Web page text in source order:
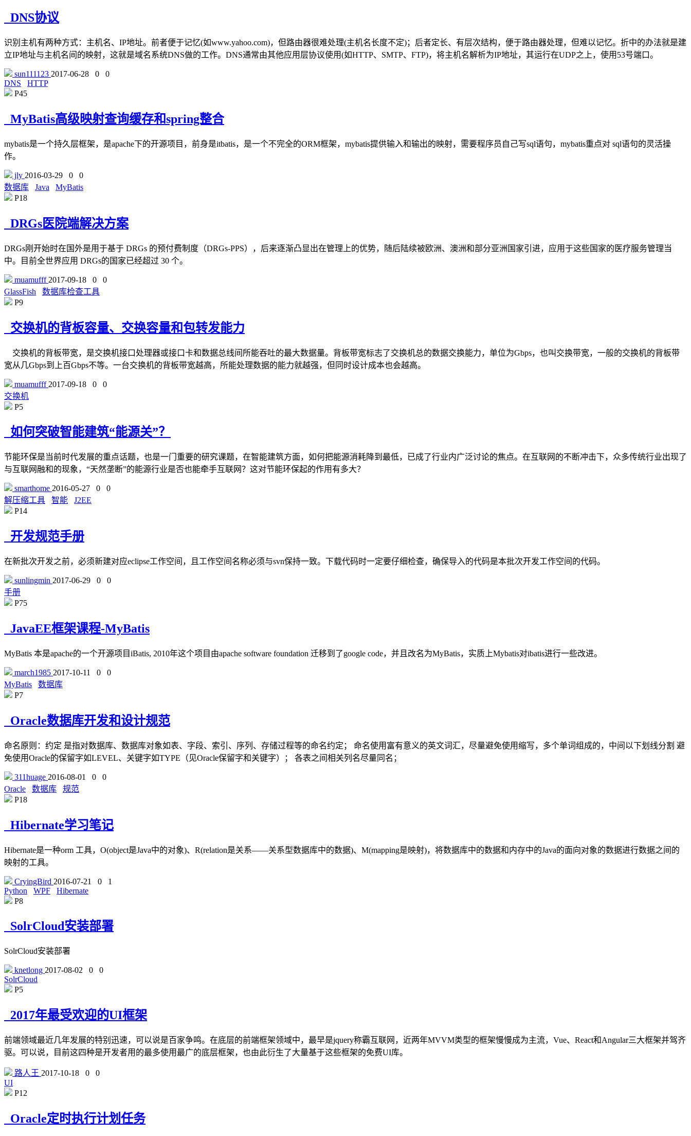
DNS协议
识别主机有两种方式：主机名、IP地址。前者便于记忆(如www.yahoo.com)，但路由器很难处理(主机名长度不定)；后者定长、有层次结构，便于路由器处理，但难以记忆。折中的办法就是建
立IP地址与主机名间的映射，这就是域名系统DNS做的工作。DNS通常由其他应用层协议使用(如HTTP、SMTP、FTP)，将主机名解析为IP地址，其运行在UDP之上，使用53号端口。
sun111123 2017-06-28 0
0
DNS
HTTP
P45
MyBatis高级映射查询缓存和spring整合
mybatis是一个持久层框架，是apache下的开源项目，前身是itbatis，是一个不完全的ORM框架，mybatis提供输入和输出的映射，需要程序员自己写sql语句，mybatis重点对 sql语句的灵活操
作。
jly 2016-03-29 0
0
数据库
Java
MyBatis
P18
DRGs医院端解决方案
DRGs刚开始时在国外是用于基于 DRGs 的预付费制度（DRGs-PPS），后来逐渐凸显出在管理上的优势，随后陆续被欧洲、澳洲和部分亚洲国家引进，应用于这些国家的医疗服务管理当
中。目前全世界应用 DRGs的国家已经超过 30 个。
muamufff 2017-09-18 0
0
GlassFish
数据库检查工具
P9
交换机的背板容量、交换容量和包转发能力
交换机的背板带宽，是交换机接口处理器或接口卡和数据总线间所能吞吐的最大数据量。背板带宽标志了交换机总的数据交换能力，单位为Gbps，也叫交换带宽，一般的交换机的背板带
宽从几Gbps到上百Gbps不等。一台交换机的背板带宽越高，所能处理数据的能力就越强，但同时设计成本也会越高。
muamufff 2017-09-18 0
0
交换机
P5
如何突破智能建筑“能源关”？
节能环保是当前时代发展的重点话题，也是一门重要的研究课题，在智能建筑方面，如何把能源消耗降到最低，已成了行业内广泛讨论的焦点。在互联网的不断冲击下，众多传统行业出现了
与互联网融和的现象，“天然垄断”的能源行业是否也能牵手互联网？这对节能环保起的作用有多大？
smarthome 2016-05-27 0
0
解压缩工具
智能
J2EE
P14
开发规范手册
在新批次开发之前，必须新建对应eclipse工作空间，且工作空间名称必须与svn保持一致。下载代码时一定要仔细检查，确保导入的代码是本批次开发工作空间的代码。
sunlingmin 2017-06-29 0
0
手册
P75
JavaEE框架课程-MyBatis
MyBatis 本是apache的一个开源项目iBatis, 2010年这个项目由apache software foundation 迁移到了google code，并且改名为MyBatis，实质上Mybatis对ibatis进行一些改进。
march1985 2017-10-11 0
0
MyBatis
数据库
P7
Oracle数据库开发和设计规范
命名原则：约定 是指对数据库、数据库对象如表、字段、索引、序列、存储过程等的命名约定； 命名使用富有意义的英文词汇，尽量避免使用缩写，多个单词组成的，中间以下划线分割 避
免使用Oracle的保留字如LEVEL、关键字如TYPE（见Oracle保留字和关键字）； 各表之间相关列名尽量同名；
311huage 2016-08-01 0
0
Oracle
数据库
规范
P18
Hibernate学习笔记
Hibernate是一种orm 工具，O(object是Java中的对象)、R(relation是关系——关系型数据库中的数据)、M(mapping是映射)，将数据库中的数据和内存中的Java的面向对象的数据进行数据之间的
映射的工具。
CryingBird 2016-07-21 0
1
Python
WPF
Hibernate
P8
SolrCloud安装部署
SolrCloud安装部署
knetlong 2017-08-02 0
0
SolrCloud
P5
2017年最受欢迎的UI框架
前端领域最近几年发展的特别迅速，可以说是百家争鸣。在底层的前端框架领域中，最早是jquery称霸互联网，近两年MVVM类型的框架慢慢成为主流，Vue、React和Angular三大框架并驾齐
驱。可以说，目前这四种是开发者用的最多使用最广的底层框架，也由此衍生了大量基于这些框架的免费UI库。
路人王 2017-10-18 0
0
UI
P12
Oracle定时执行计划任务